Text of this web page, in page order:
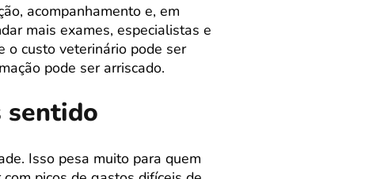
acompanhamento e, em
mais exames, especialistas e
o custo veterinário pode ser
pode ser arriscado.
sentido
Isso pesa muito para quem